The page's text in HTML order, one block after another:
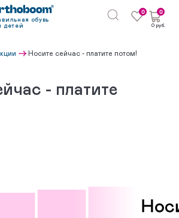
обувь
детей
0 0
0 руб.
Носите сейчас - платите потом!
- платите